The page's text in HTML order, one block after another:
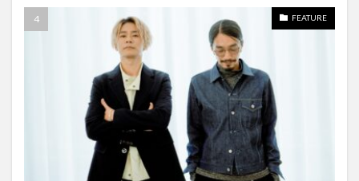
FEATURE